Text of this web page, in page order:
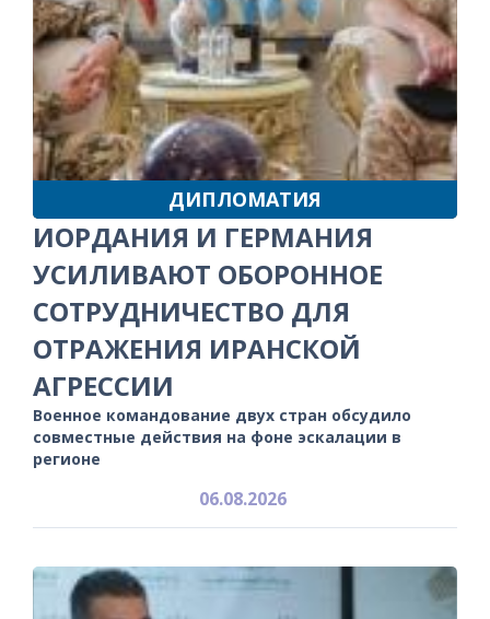
ДИПЛОМАТИЯ
ИОРДАНИЯ И ГЕРМАНИЯ
УСИЛИВАЮТ ОБОРОННОЕ
СОТРУДНИЧЕСТВО ДЛЯ
ОТРАЖЕНИЯ ИРАНСКОЙ
АГРЕССИИ
Военное командование двух стран обсудило
совместные действия на фоне эскалации в
регионе
06.08.2026